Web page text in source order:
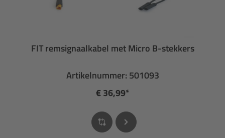
FIT remsignaalkabel met Micro B-stekkers
Artikelnummer: 501093
€ 36,99*